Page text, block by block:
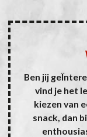
Ben jij
vind je het
kiezen van
snack, dan